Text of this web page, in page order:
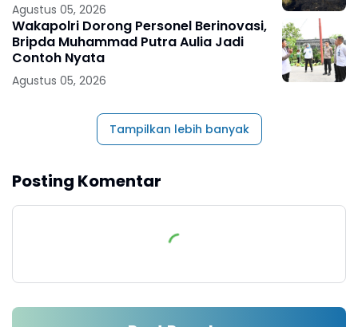
Agustus 05, 2026
Wakapolri Dorong Personel Berinovasi,
Bripda Muhammad Putra Aulia Jadi
Contoh Nyata
Agustus 05, 2026
Tampilkan lebih banyak
Posting Komentar